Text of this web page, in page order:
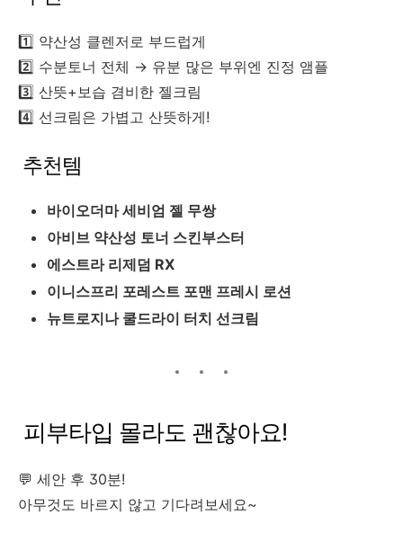
1️⃣ 약산성 클렌저로 부드럽게
2️⃣ 수분토너 전체 → 유분 많은 부위엔 진정 앰플
3️⃣ 산뜻+보습 겸비한 젤크림
4️⃣ 선크림은 가볍고 산뜻하게!
추천템
바이오더마 세비엄 젤 무쌍
아비브 약산성 토너 스킨부스터
에스트라 리제덤 RX
이니스프리 포레스트 포맨 프레시 로션
뉴트로지나 쿨드라이 터치 선크림
피부타입 몰라도 괜찮아요!
💬 세안 후 30분!
아무것도 바르지 않고 기다려보세요~